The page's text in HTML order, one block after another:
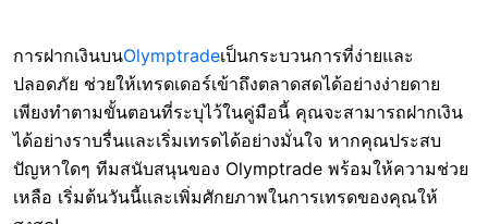
การฝากเงินบนOlymptradeเป็นกระบวนการที่ง่ายและ
ปลอดภัย ช่วยให้เทรดเดอร์เข้าถึงตลาดสดได้อย่างง่ายดาย
เพียงทำตามขั้นตอนที่ระบุไว้ในคู่มือนี้ คุณจะสามารถฝากเงิน
ได้อย่างราบรื่นและเริ่มเทรดได้อย่างมั่นใจ หากคุณประสบ
ปัญหาใดๆ ทีมสนับสนุนของ Olymptrade พร้อมให้ความช่วย
เหลือ เริ่มต้นวันนี้และเพิ่มศักยภาพในการเทรดของคุณให้